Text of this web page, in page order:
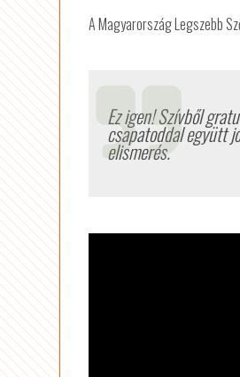
A Magyarország Legszebb
Ez igen! Szívből
csapatoddal együtt
elismerés.